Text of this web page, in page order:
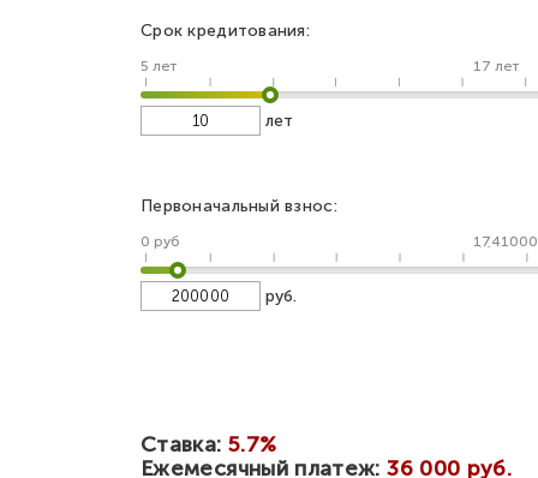
Срок кредитования:
5 лет 17 лет
лет
Первоначальный взнос:
0 руб
руб.
Ставка: 5.7%
Ежемесячный платеж:36 000 руб.